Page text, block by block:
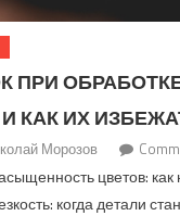
ПРИ
КАК ИХ
Морозов
цветов: как
когда детали